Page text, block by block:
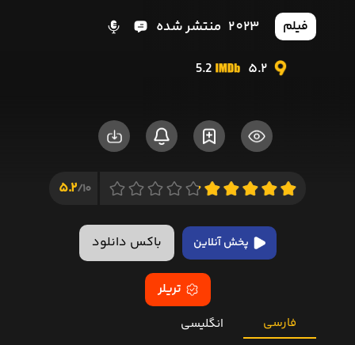
فیلم 2023 منتشر شده
5.2
5.2
10/
5.2
پخش آنلاین باکس دانلود
تریلر
فارسی انگلیسی